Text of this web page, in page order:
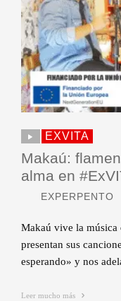
EXVITA
Makaú:
alma en
EXPERPENTO
Makaú vive la música
presentan sus
esperando» y nos
Leer mucho más